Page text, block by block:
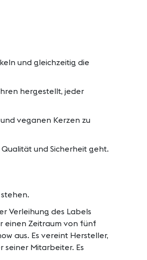
und gleichzeitig die
hergestellt, jeder
veganen Kerzen zu
und Sicherheit geht.
Verleihung des Labels
einen Zeitraum von fünf
aus. Es vereint Hersteller,
seiner Mitarbeiter. Es